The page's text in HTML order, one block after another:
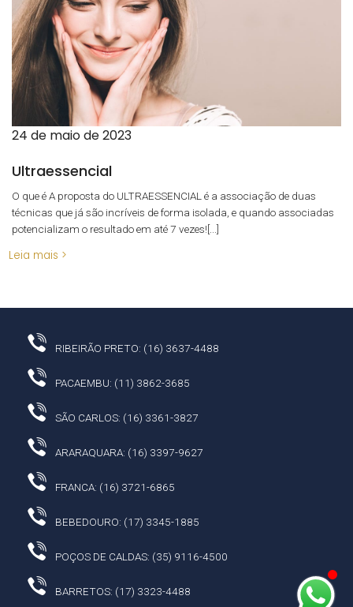
24 de maio de 2023
Ultraessencial
O que é A proposta do ULTRAESSENCIAL é a associação de duas
técnicas que já são incríveis de forma isolada, e quando associadas
potencializam o resultado em até 7 vezes![...]
Leia mais >
RIBEIRÃO PRETO: (16) 3637-4488
PACAEMBU: (11) 3862-3685
SÃO CARLOS: (16) 3361-3827
ARARAQUARA: (16) 3397-9627
FRANCA: (16) 3721-6865
BEBEDOURO: (17) 3345-1885
POÇOS DE CALDAS: (35) 9116-4500
BARRETOS: (17) 3323-4488